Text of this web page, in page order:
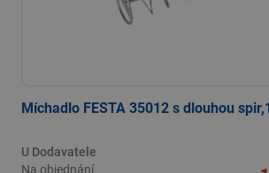
Míchadlo FESTA 35012 s dlouhou
U Dodavatele
Na objednání